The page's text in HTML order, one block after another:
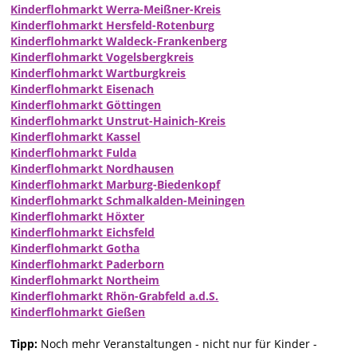
Kinderflohmarkt Werra-Meißner-Kreis
Kinderflohmarkt Hersfeld-Rotenburg
Kinderflohmarkt Waldeck-Frankenberg
Kinderflohmarkt Vogelsbergkreis
Kinderflohmarkt Wartburgkreis
Kinderflohmarkt Eisenach
Kinderflohmarkt Göttingen
Kinderflohmarkt Unstrut-Hainich-Kreis
Kinderflohmarkt Kassel
Kinderflohmarkt Fulda
Kinderflohmarkt Nordhausen
Kinderflohmarkt Marburg-Biedenkopf
Kinderflohmarkt Schmalkalden-Meiningen
Kinderflohmarkt Höxter
Kinderflohmarkt Eichsfeld
Kinderflohmarkt Gotha
Kinderflohmarkt Paderborn
Kinderflohmarkt Northeim
Kinderflohmarkt Rhön-Grabfeld a.d.S.
Kinderflohmarkt Gießen
Tipp: Noch mehr Veranstaltungen - nicht nur für Kinder -